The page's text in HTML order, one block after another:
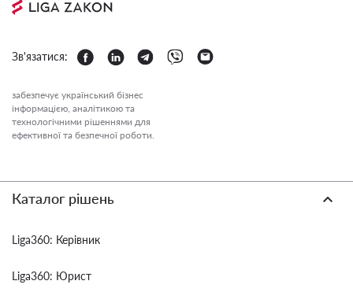
Зв'язатися:
забезпечує український бізнес
інформацією, аналітикою та
технологічними рішеннями для
ефективної та безпечної роботи.
Каталог рішень
Liga360: Керівник
Liga360: Юрист